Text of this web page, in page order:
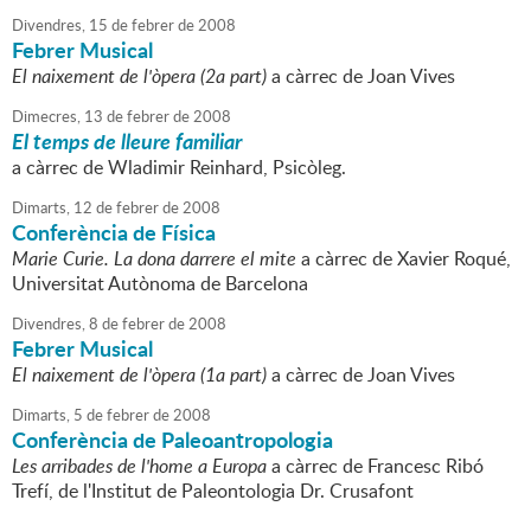
Divendres, 15 defebrerde2008
Febrer Musical
El naixement de l'òpera (2a part)a càrrec de Joan Vives
Dimecres, 13 defebrerde2008
El temps de lleure familiar
a càrrec de Wladimir Reinhard, Psicòleg.
Dimarts, 12 defebrerde2008
Conferència de Física
Marie Curie. La dona darrere el mite a càrrec de Xavier Roqué,
Universitat Autònoma de Barcelona
Divendres,8 defebrerde2008
Febrer Musical
El naixement de l'òpera (1a part)a càrrec de Joan Vives
Dimarts, 5 defebrerde2008
Conferència de Paleoantropologia
Les arribades de l'home a Europaa càrrec de Francesc Ribó
Trefí, de l'Institut de Paleontologia Dr. Crusafont